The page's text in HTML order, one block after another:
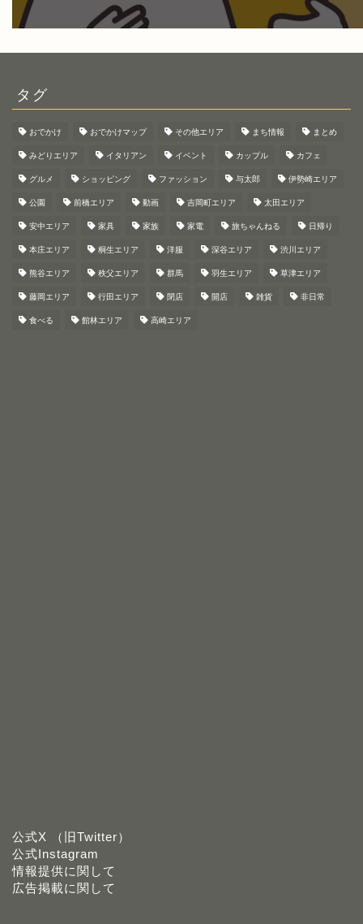
タグ
おでかけ おでかけマップ その他エリア まち情報 まとめ
みどりエリア イタリアン イベント カップル カフェ
グルメ ショッピング ファッション 与太郎 伊勢崎エリア
公園 前橋エリア 動画 吉岡町エリア 太田エリア
安中エリア 家具 家族 家電 旅ちゃんねる 日帰り
本庄エリア 桐生エリア 洋服 深谷エリア 渋川エリア
熊谷エリア 秩父エリア 群馬 羽生エリア 草津エリア
藤岡エリア 行田エリア 閉店 開店 雑貨 非日常
食べる 館林エリア 高崎エリア
公式X （旧Twitter）
公式Instagram
情報提供に関して
広告掲載に関して